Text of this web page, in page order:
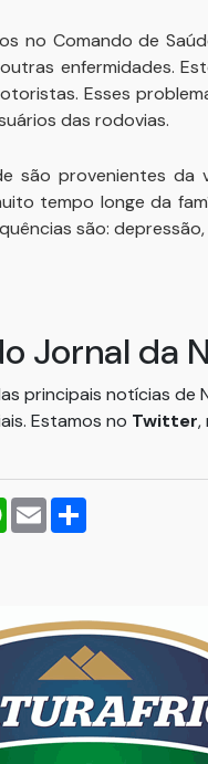
no Comando de
enfermidades.
Esses
das rodovias.
são provenientes da
tempo longe da
são:
Jornal da
principais notícias de
Estamos no Twitter,
WhatsApp
Email